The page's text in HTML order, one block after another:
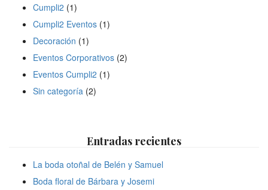
Cumpli2 (1)
Cumpli2 Eventos (1)
Decoración (1)
Eventos Corporativos (2)
Eventos Cumpli2 (1)
Sin categoría (2)
Entradas recientes
La boda otoñal de Belén y Samuel
Boda floral de Bárbara y Josemi